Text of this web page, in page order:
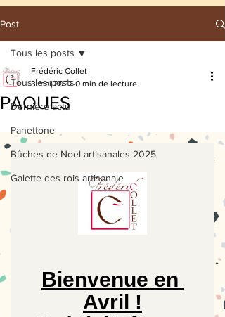
Post
Tous les posts
Dernière actu
Panettone
Bûches de Noël artisanales 2025
Galette des rois artisanale
Tous les posts
PAQUES
Frédéric Collet
3 mai 2022 0 min de lecture